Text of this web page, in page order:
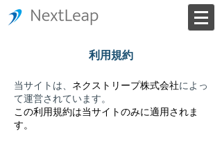
利用規約
当サイトは、 ネクストリープ株式会社によっ
て運営されています。
この利用規約は当サイトのみに適用されま
す。